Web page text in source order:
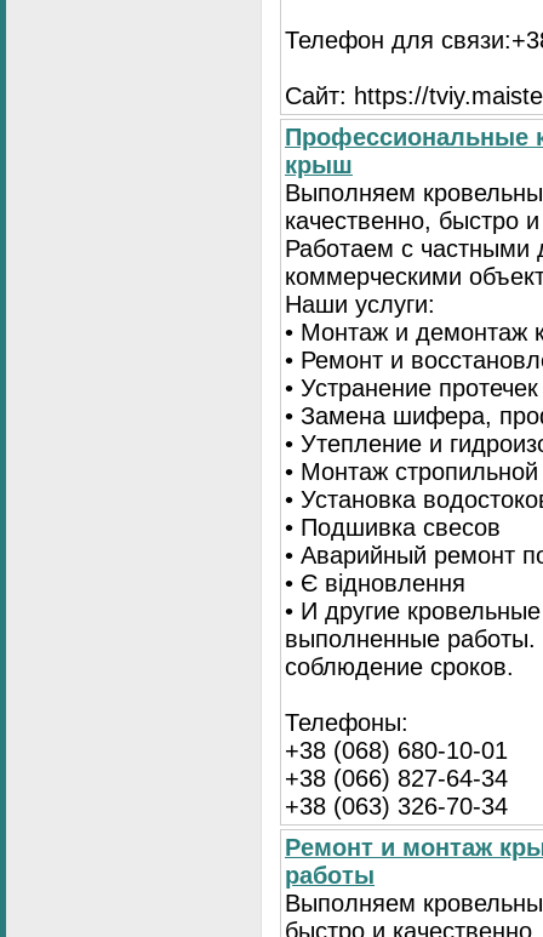
Телефон для
Сайт: https://
Профессиональные
крыш
Выполняем
качественно, быстро
Работаем с
коммерческими
Наши услуги:
• Монтаж и демонтаж
• Ремонт и
• Устранение протечек
• Замена шифера,
• Утепление и
• Монтаж
• Установка
• Подшивка свесов
• Аварийный ремонт
• Є відновлення
• И другие
выполненные работы.
соблюдение сроков.
Телефоны:
+38 (068) 680-10-01
+38 (066) 827-64-34
+38 (063) 326-70-34
Ремонт и монтаж
работы
Выполняем
быстро и